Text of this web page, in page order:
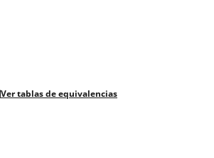
Ver tablas de equivalencias